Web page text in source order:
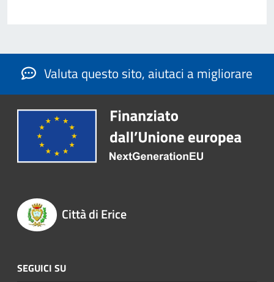
Valuta questo sito, aiutaci a migliorare
Città di Erice
SEGUICI SU